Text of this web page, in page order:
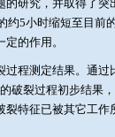
研究，并取得了
5小时缩短至目前
的作用。
程测定结果。通
破裂过程初步结果
特征已被其它工作